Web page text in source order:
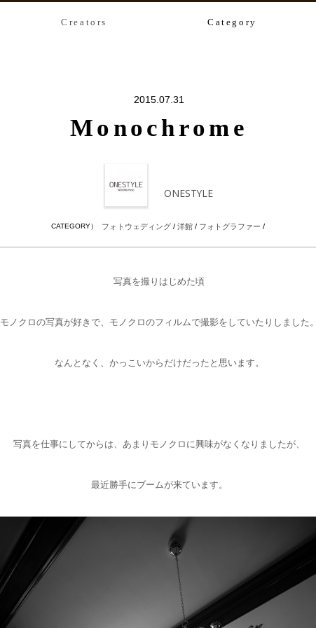
Creators Category
2015.07.31
Monochrome
ONESTYLE
CATEGORY） フォトウェディング / 洋館 / フォトグラファー /
写真を撮りはじめた頃
モノクロの写真が好きで、モノクロのフィルムで撮影をしていたりしました
なんとなく、かっこいからだけだったと思います。
写真を仕事にしてからは、あまりモノクロに興味がなくなりましたが、
最近勝手にブームが来ています。